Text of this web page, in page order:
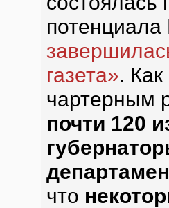
потенциала
газета».
чартерным
почти 120
что